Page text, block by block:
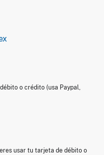
o crédito (usa Paypal,
usar tu tarjeta de débito o